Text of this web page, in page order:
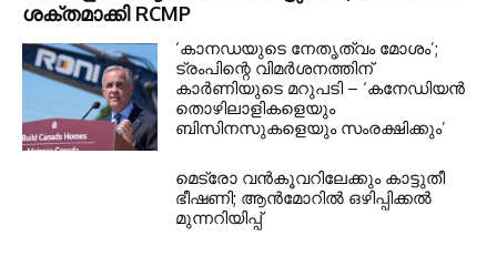
ശക്തമാക്കി RCMP
‘കാനഡയുടെ നേതൃത്വം മോശം’;
ട്രംപിന്റെ വിമർശനത്തിന്
കാർണിയുടെ മറുപടി – ‘കനേഡിയൻ
തൊഴിലാളികളെയും
ബിസിനസുകളെയും സംരക്ഷിക്കും’
മെട്രോ വൻകൂവറിലേക്കും കാട്ടുതീ
ഭീഷണി; ആൻമോറിൽ ഒഴിപ്പിക്കൽ
മുന്നറിയിപ്പ്